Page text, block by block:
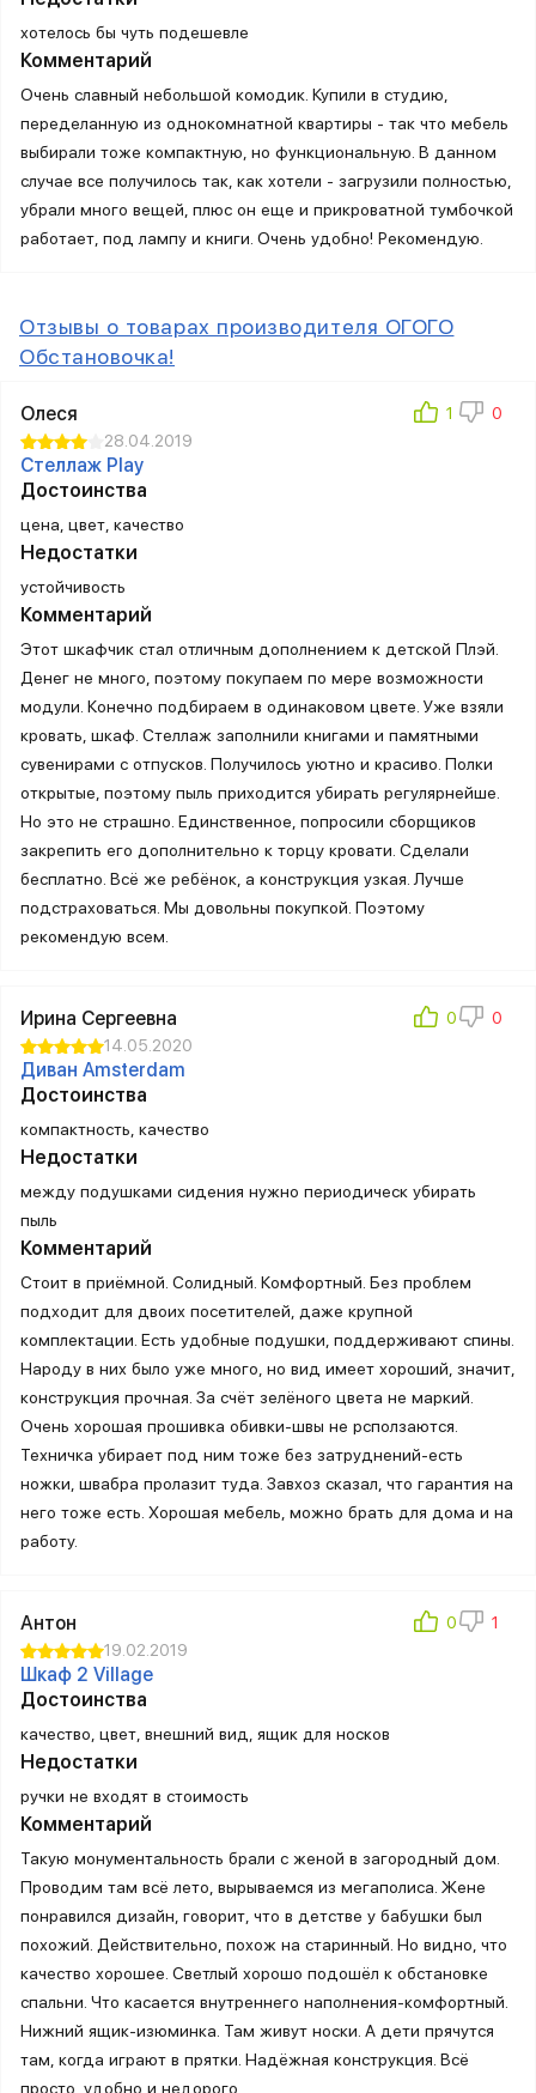
хотелось бы чуть подешевле
Комментарий
Очень славный небольшой комодик. Купили в студию,
переделанную из однокомнатной квартиры - так что мебель
выбирали тоже компактную, но функциональную. В данном
случае все получилось так, как хотели - загрузили полностью,
убрали много вещей, плюс он еще и прикроватной тумбочкой
работает, под лампу и книги. Очень удобно! Рекомендую.
Отзывы о товарах производителя ОГОГО
Обстановочка!
Олеся
28.04.2019
Стеллаж Play
Достоинства
цена, цвет, качество
Недостатки
устойчивость
Комментарий
Этот шкафчик стал отличным дополнением к детской Плэй.
Денег не много, поэтому покупаем по мере возможности
модули. Конечно подбираем в одинаковом цвете. Уже взяли
кровать, шкаф. Стеллаж заполнили книгами и памятными
сувенирами с отпусков. Получилось уютно и красиво. Полки
открытые, поэтому пыль приходится убирать регулярнейше.
Но это не страшно. Единственное, попросили сборщиков
закрепить его дополнительно к торцу кровати. Сделали
бесплатно. Всё же ребёнок, а конструкция узкая. Лучше
подстраховаться. Мы довольны покупкой. Поэтому
рекомендую всем.
Ирина Сергеевна
14.05.2020
Диван Amsterdam
Достоинства
компактность, качество
Недостатки
между подушками сидения нужно периодическ убирать
пыль
Комментарий
Стоит в приёмной. Солидный. Комфортный. Без проблем
подходит для двоих посетителей, даже крупной
комплектации. Есть удобные подушки, поддерживают спины.
Народу в них было уже много, но вид имеет хороший, значит,
конструкция прочная. За счёт зелёного цвета не маркий.
Очень хорошая прошивка обивки-швы не рсползаются.
Техничка убирает под ним тоже без затруднений-есть
ножки, швабра пролазит туда. Завхоз сказал, что гарантия на
него тоже есть. Хорошая мебель, можно брать для дома и на
работу.
Антон
19.02.2019
Шкаф 2 Village
Достоинства
качество, цвет, внешний вид, ящик для носков
Недостатки
ручки не входят в стоимость
Комментарий
Такую монументальность брали с женой в загородный дом.
Проводим там всё лето, вырываемся из мегаполиса. Жене
понравился дизайн, говорит, что в детстве у бабушки был
похожий. Действительно, похож на старинный. Но видно, что
качество хорошее. Светлый хорошо подошёл к обстановке
спальни. Что касается внутреннего наполнения-комфортный.
Нижний ящик-изюминка. Там живут носки. А дети прячутся
там, когда играют в прятки. Надёжная конструкция. Всё
просто, удобно и недорого.